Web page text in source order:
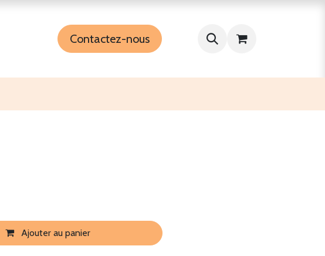
Contactez-nous
Ajouter au panier